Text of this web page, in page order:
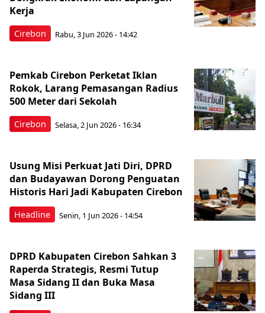
Cirebon
Kerja
Rabu, 3 Jun 2026 - 14:42
Cirebon
Pemkab Cirebon Perketat Iklan
Rokok, Larang Pemasangan Radius
500 Meter dari Sekolah
Selasa, 2 Jun 2026 - 16:34
Headline
Usung Misi Perkuat Jati Diri, DPRD
dan Budayawan Dorong Penguatan
Historis Hari Jadi Kabupaten Cirebon
Senin, 1 Jun 2026 - 14:54
DPRD Kabupaten Cirebon Sahkan 3
Raperda Strategis, Resmi Tutup
Masa Sidang II dan Buka Masa
Sidang III